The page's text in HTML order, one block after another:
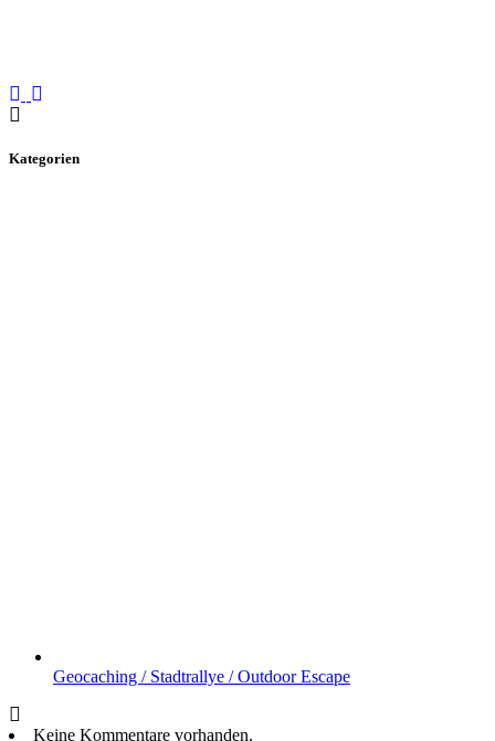
Kategorien
Geocaching / Stadtrallye / Outdoor Escape
Keine Kommentare vorhanden.